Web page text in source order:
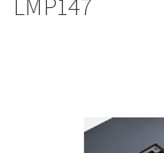
LMP147